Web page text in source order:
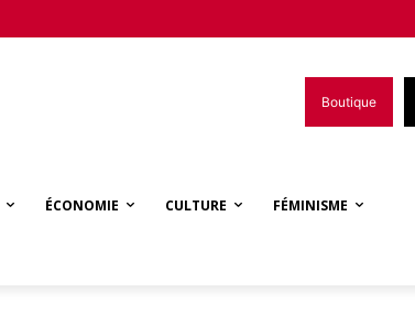
Boutique
ÉCONOMIE CULTURE FÉMINISME